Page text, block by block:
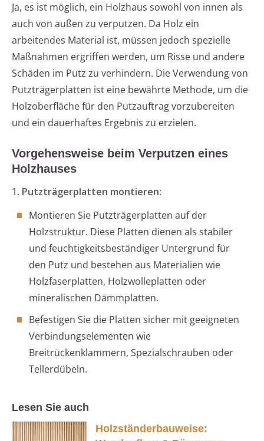
Ja, es ist möglich, ein Holzhaus sowohl von innen als
auch von außen zu verputzen. Da Holz ein
arbeitendes Material ist, müssen jedoch spezielle
Maßnahmen ergriffen werden, um Risse und andere
Schäden im Putz zu verhindern. Die Verwendung von
Putzträgerplatten ist eine bewährte Methode, um die
Holzoberfläche für den Putzauftrag vorzubereiten
und ein dauerhaftes Ergebnis zu erzielen.
Vorgehensweise beim Verputzen eines
Holzhauses
1. Putzträgerplatten montieren:
Montieren Sie Putzträgerplatten auf der
Holzstruktur. Diese Platten dienen als stabiler
und feuchtigkeitsbeständiger Untergrund für
den Putz und bestehen aus Materialien wie
Holzfaserplatten, Holzwolleplatten oder
mineralischen Dämmplatten.
Befestigen Sie die Platten sicher mit geeigneten
Verbindungselementen wie
Breitrückenklammern, Spezialschrauben oder
Tellerdübeln.
Lesen Sie auch
Holzständerbauweise: